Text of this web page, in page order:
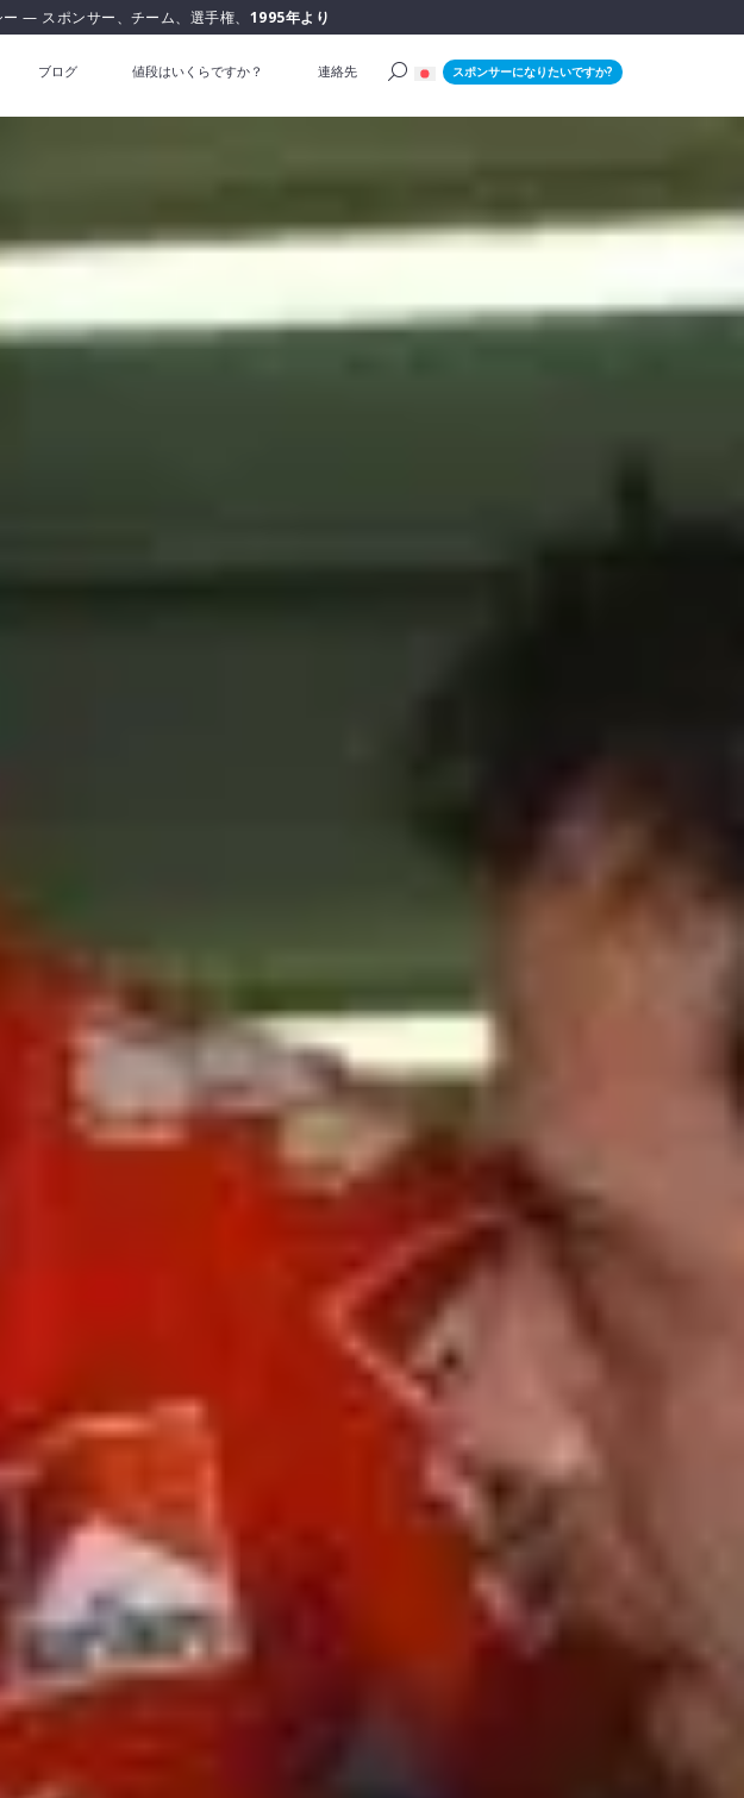
— スポンサー、チーム、選手権、 1995年より
ブログ 値段はいくらですか？ 連絡先 スポンサーになりたいですか?